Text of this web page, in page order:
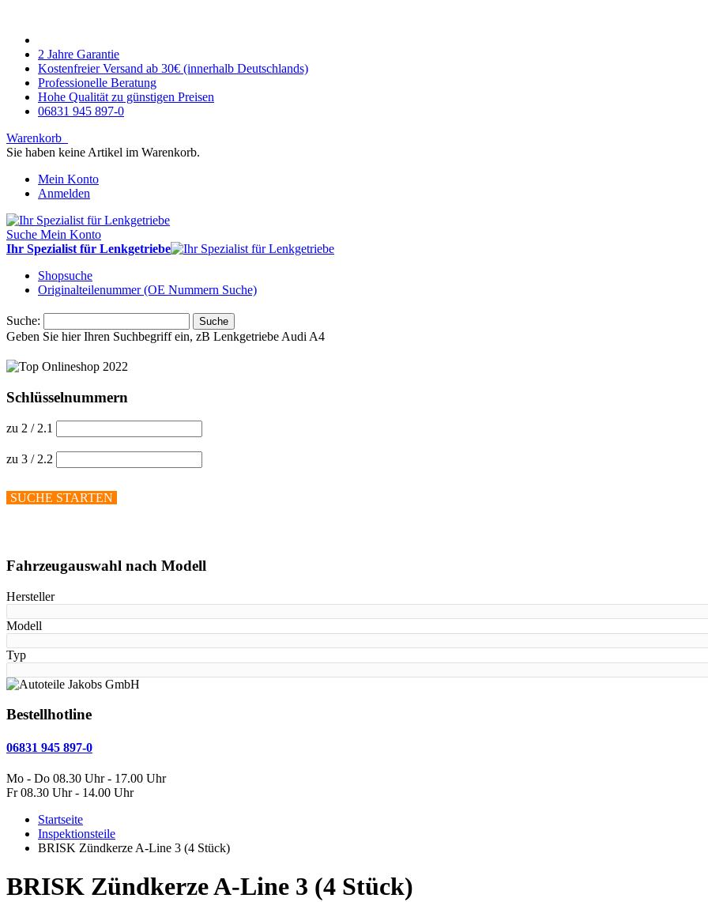
2 Jahre Garantie
Kostenfreier Versand ab 30€ (innerhalb Deutschlands)
Professionelle Beratung
Hohe Qualität zu günstigen Preisen
06831 945 897-0
Warenkorb
Sie haben keine Artikel im Warenkorb.
Mein Konto
Anmelden
Suche Mein Konto
Ihr Spezialist für Lenkgetriebe
Shopsuche
Originalteilenummer (OE Nummern Suche)
Suche: Suche
Geben Sie hier Ihren Suchbegriff ein, zB Lenkgetriebe Audi A4
Schlüsselnummern
zu 2 / 2.1
zu 3 / 2.2
SUCHE STARTEN
Fahrzeugauswahl nach Modell
Hersteller
Modell
Typ
Bestellhotline
06831 945 897-0
Mo - Do 08.30 Uhr - 17.00 Uhr
Fr 08.30 Uhr - 14.00 Uhr
Startseite
Inspektionsteile
BRISK Zündkerze A-Line 3 (4 Stück)
BRISK Zündkerze A-Line 3 (4 Stück)